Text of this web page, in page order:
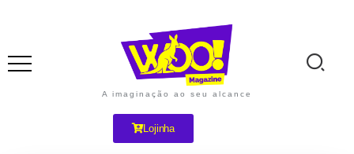
A imaginação ao seu alcance
Lojinha